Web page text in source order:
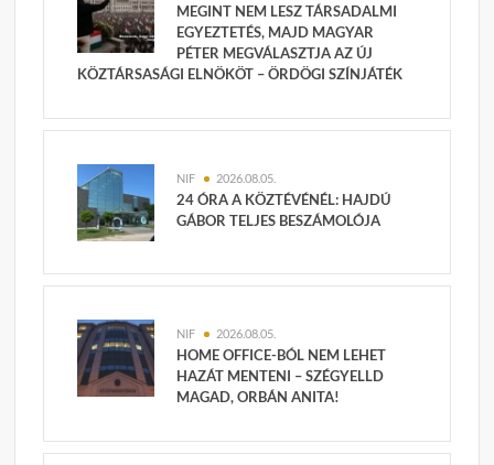
MEGINT NEM LESZ TÁRSADALMI
EGYEZTETÉS, MAJD MAGYAR
PÉTER MEGVÁLASZTJA AZ ÚJ
KÖZTÁRSASÁGI ELNÖKÖT – ÖRDÖGI SZÍNJÁTÉK
NIF 2026.08.05.
24 ÓRA A KÖZTÉVÉNÉL: HAJDÚ
GÁBOR TELJES BESZÁMOLÓJA
NIF 2026.08.05.
HOME OFFICE-BÓL NEM LEHET
HAZÁT MENTENI – SZÉGYELLD
MAGAD, ORBÁN ANITA!